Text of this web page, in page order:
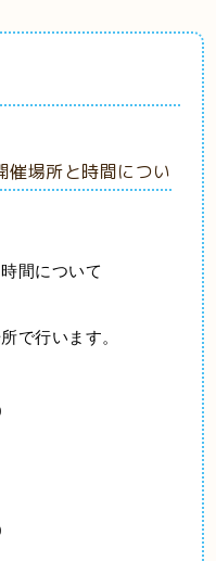
催場所と時間につい
間について
で行います。